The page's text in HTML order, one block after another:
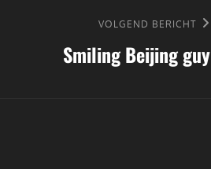
VOLGEND BERICHT
Smiling Beijing guy